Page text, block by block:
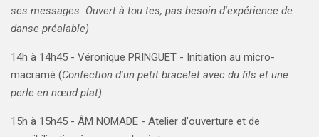
ses messages. Ouvert à tou.tes, pas besoin d'expérience de
danse préalable)
14h à 14h45 - Véronique PRINGUET - Initiation au micro-
macramé (Confection d'un petit bracelet avec du fils et une
perle en nœud plat)
15h à 15h45 - ÂM NOMADE - Atelier d'ouverture et de